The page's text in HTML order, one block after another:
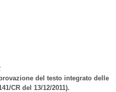
del testo integrato delle
CR del 13/12/2011).